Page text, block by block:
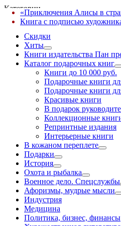
Категории
Скидки
Хиты
Книги издательства Пан
Каталог подарочных книг
Книги до 10 000 руб.
Подарочные книги
Подарочные книги
Красивые книги
В подарок
Коллекционные
Репринтные издания
Интерьерные книги
В кожаном переплете
Подарки
История
Охота и рыбалка
Военное дело. Спецслужбы
Афоризмы, мудрые мысли
Индустрия
Медицина
Политика, бизнес, финансы
«Приключения Алисы в
Книга с подписью